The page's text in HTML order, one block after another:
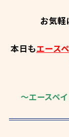
お気
本日もエース
～エースペ